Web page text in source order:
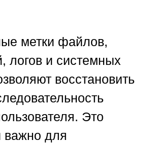
метки файлов,
логов и системных
восстановить
Это
важно для